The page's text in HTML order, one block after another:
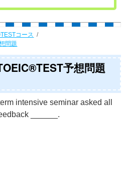
コース
問題
予想問題
intensive seminar asked all
______.